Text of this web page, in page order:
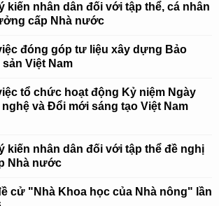
kiến nhân dân đối với tập thể, cá nhân
cấp Nhà nước
đóng góp tư liệu xây dựng Bảo
Việt Nam
tổ chức hoạt động Kỷ niệm Ngày
và Đổi mới sáng tạo Việt Nam
kiến nhân dân đối với tập thể đề nghị
Nhà nước
cử "Nhà Khoa học của Nhà nông" lần